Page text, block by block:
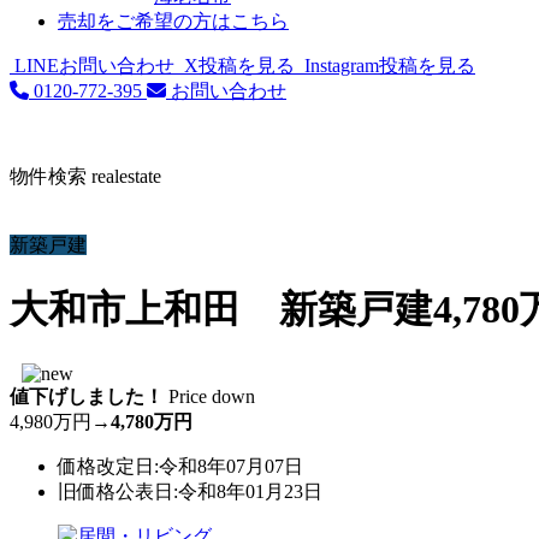
売却をご希望の方はこちら
LINEお問い合わせ X投稿を見る Instagram投稿を見る
0120-772-395
お問い合わせ
物件検索 realestate
新築戸建
大和市上和田 新築戸建4,780
値下げしました！ Price down
4,980万円 →4,780万円
価格改定日:令和8年07月07日
旧価格公表日:令和8年01月23日